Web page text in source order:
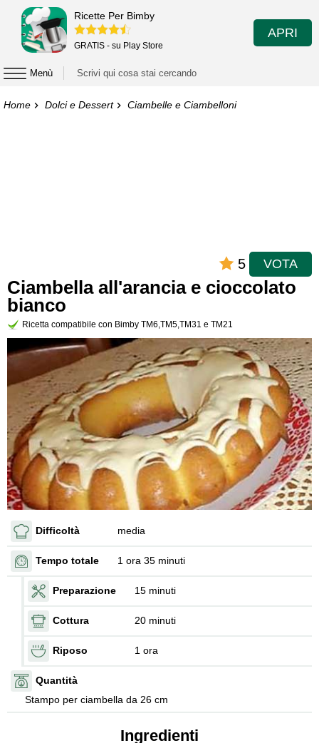
Ricette Per Bimby
GRATIS - su Play Store
APRI
Menù
Home Dolci e Dessert Ciambelle e Ciambelloni
5 VOTA
Ciambella all'arancia e cioccolato
bianco
Ricetta compatibile con Bimby TM6,TM5,TM31 e TM21
Difficoltà media
Tempo totale 1 ora 35 minuti
Preparazione 15 minuti
Cottura 20 minuti
Riposo 1 ora
Quantità
Stampo per ciambella da 26 cm
Ingredienti